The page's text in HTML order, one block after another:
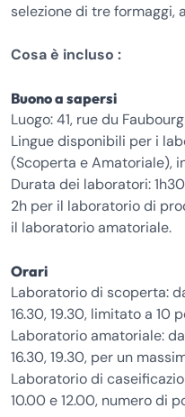
selezione di tre formaggi,
Cosa è incluso :
Buono a sapersi
Luogo: 41, rue du
Lingue disponibili per i
(Scoperta e Amatoriale),
Durata dei laboratori:
2h per il laboratorio di
il laboratorio amatoriale.
Orari
Laboratorio di scoperta:
16.30, 19.30, limitato a 10
Laboratorio amatoriale:
16.30, 19.30, per un
Laboratorio di
10.00 e 12.00, numero di